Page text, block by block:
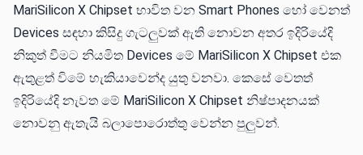
MariSilicon X Chipset භාවිත වන Smart Phones හෝ වෙනත්
Devices සඳහා කිසිදු ගැටලුවක් ඇති නොවන අතර ඉදිරියේදි
නිකුත් වීමට නියමිත Devices මේ MariSilicon X Chipset එක
ඇතුළත් විමේ හැකියාවෙන්ද යුතු වනවා. කෙසේ වෙතත්
ඉදිරියේදි නැවත මේ MariSilicon X Chipset නිෂ්පාදනයක්
නොවනු ඇතැයි බලාපොරොත්තු වෙන්න පුලුවන්.